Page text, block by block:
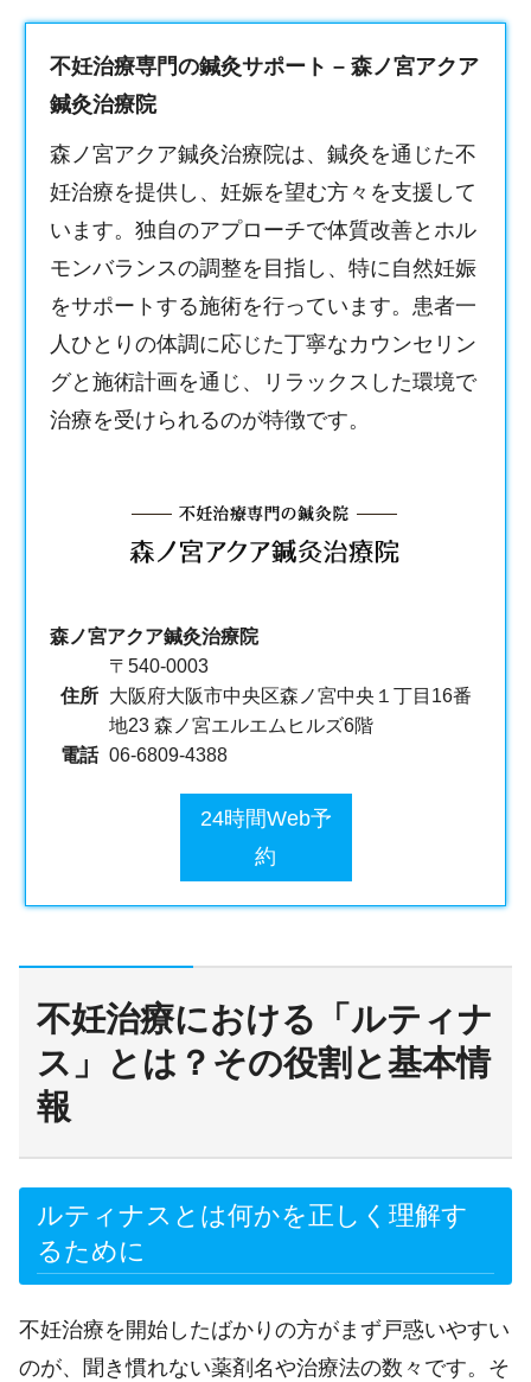
不妊治療専門の鍼灸サポート – 森ノ宮アクア
鍼灸治療院
森ノ宮アクア鍼灸治療院は、鍼灸を通じた不
妊治療を提供し、妊娠を望む方々を支援して
います。独自のアプローチで体質改善とホル
モンバランスの調整を目指し、特に自然妊娠
をサポートする施術を行っています。患者一
人ひとりの体調に応じた丁寧なカウンセリン
グと施術計画を通じ、リラックスした環境で
治療を受けられるのが特徴です。
森ノ宮アクア鍼灸治療院
住所
〒540-0003
大阪府大阪市中央区森ノ宮中央１丁目16番
地23 森ノ宮エルエムヒルズ6階
電話 06-6809-4388
24時間Web予
約
不妊治療における「ルティナ
ス」とは？その役割と基本情
報
ルティナスとは何かを正しく理解す
るために
不妊治療を開始したばかりの方がまず戸惑いやすい
のが、聞き慣れない薬剤名や治療法の数々です。そ